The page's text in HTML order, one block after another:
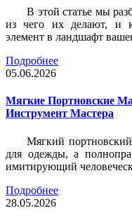
В этой статье мы
из чего их делают, и
элемент в ландшафт
Подробнее
05.06.2026
Мягкие Портновские
Инструмент Мастера
Мягкий
для одежды, а
имитирующий
Подробнее
28.05.2026